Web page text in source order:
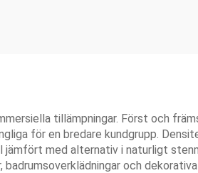
tillämpningar. Först och
för en bredare kundgrupp.
jämfört med alternativ i naturligt
och